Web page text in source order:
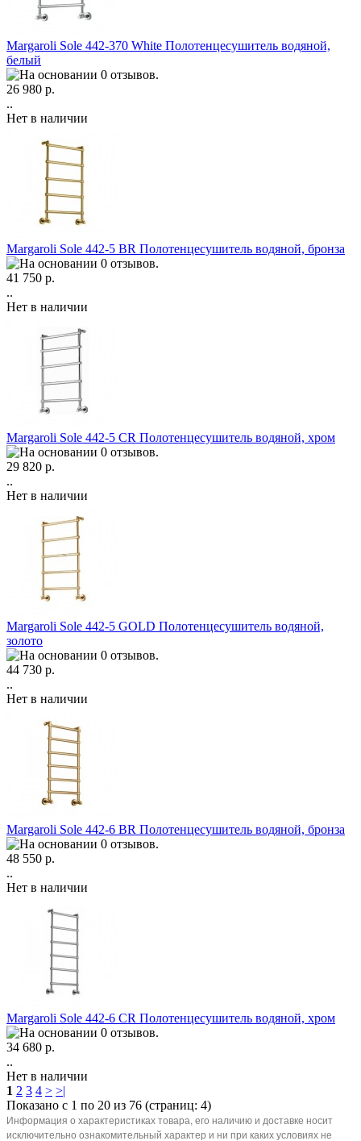
Margaroli Sole 442-370 White Полотенцесушитель водяной,
белый
26 980 р.
..
Нет в наличии
Margaroli Sole 442-5 BR Полотенцесушитель водяной, бронза
41 750 р.
..
Нет в наличии
Margaroli Sole 442-5 CR Полотенцесушитель водяной, хром
29 820 р.
..
Нет в наличии
Margaroli Sole 442-5 GOLD Полотенцесушитель водяной,
золото
44 730 р.
..
Нет в наличии
Margaroli Sole 442-6 BR Полотенцесушитель водяной, бронза
48 550 р.
..
Нет в наличии
Margaroli Sole 442-6 CR Полотенцесушитель водяной, хром
34 680 р.
..
Нет в наличии
1 2 3 4 > >|
Показано с 1 по 20 из 76 (страниц: 4)
Информация о характеристиках товара, его наличию и доставке носит
исключительно ознакомительный характер и ни при каких условиях не